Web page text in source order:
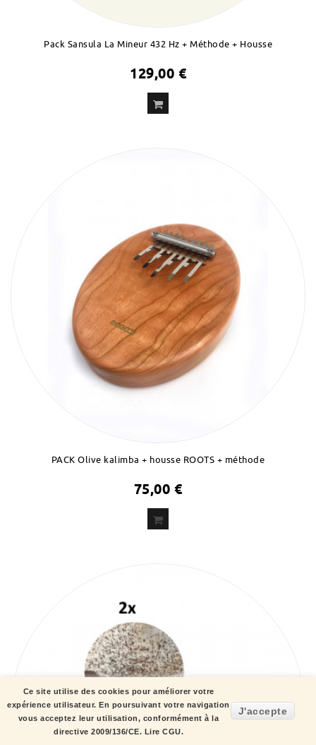
Pack Sansula La Mineur 432 Hz + Méthode + Housse
129,00 €
PACK Olive kalimba + housse ROOTS + méthode
75,00 €
Ce site utilise des cookies pour améliorer votre
expérience utilisateur. En poursuivant votre navigation
vous acceptez leur utilisation, conformément à la
directive 2009/136/CE. Lire CGU.
J'accepte